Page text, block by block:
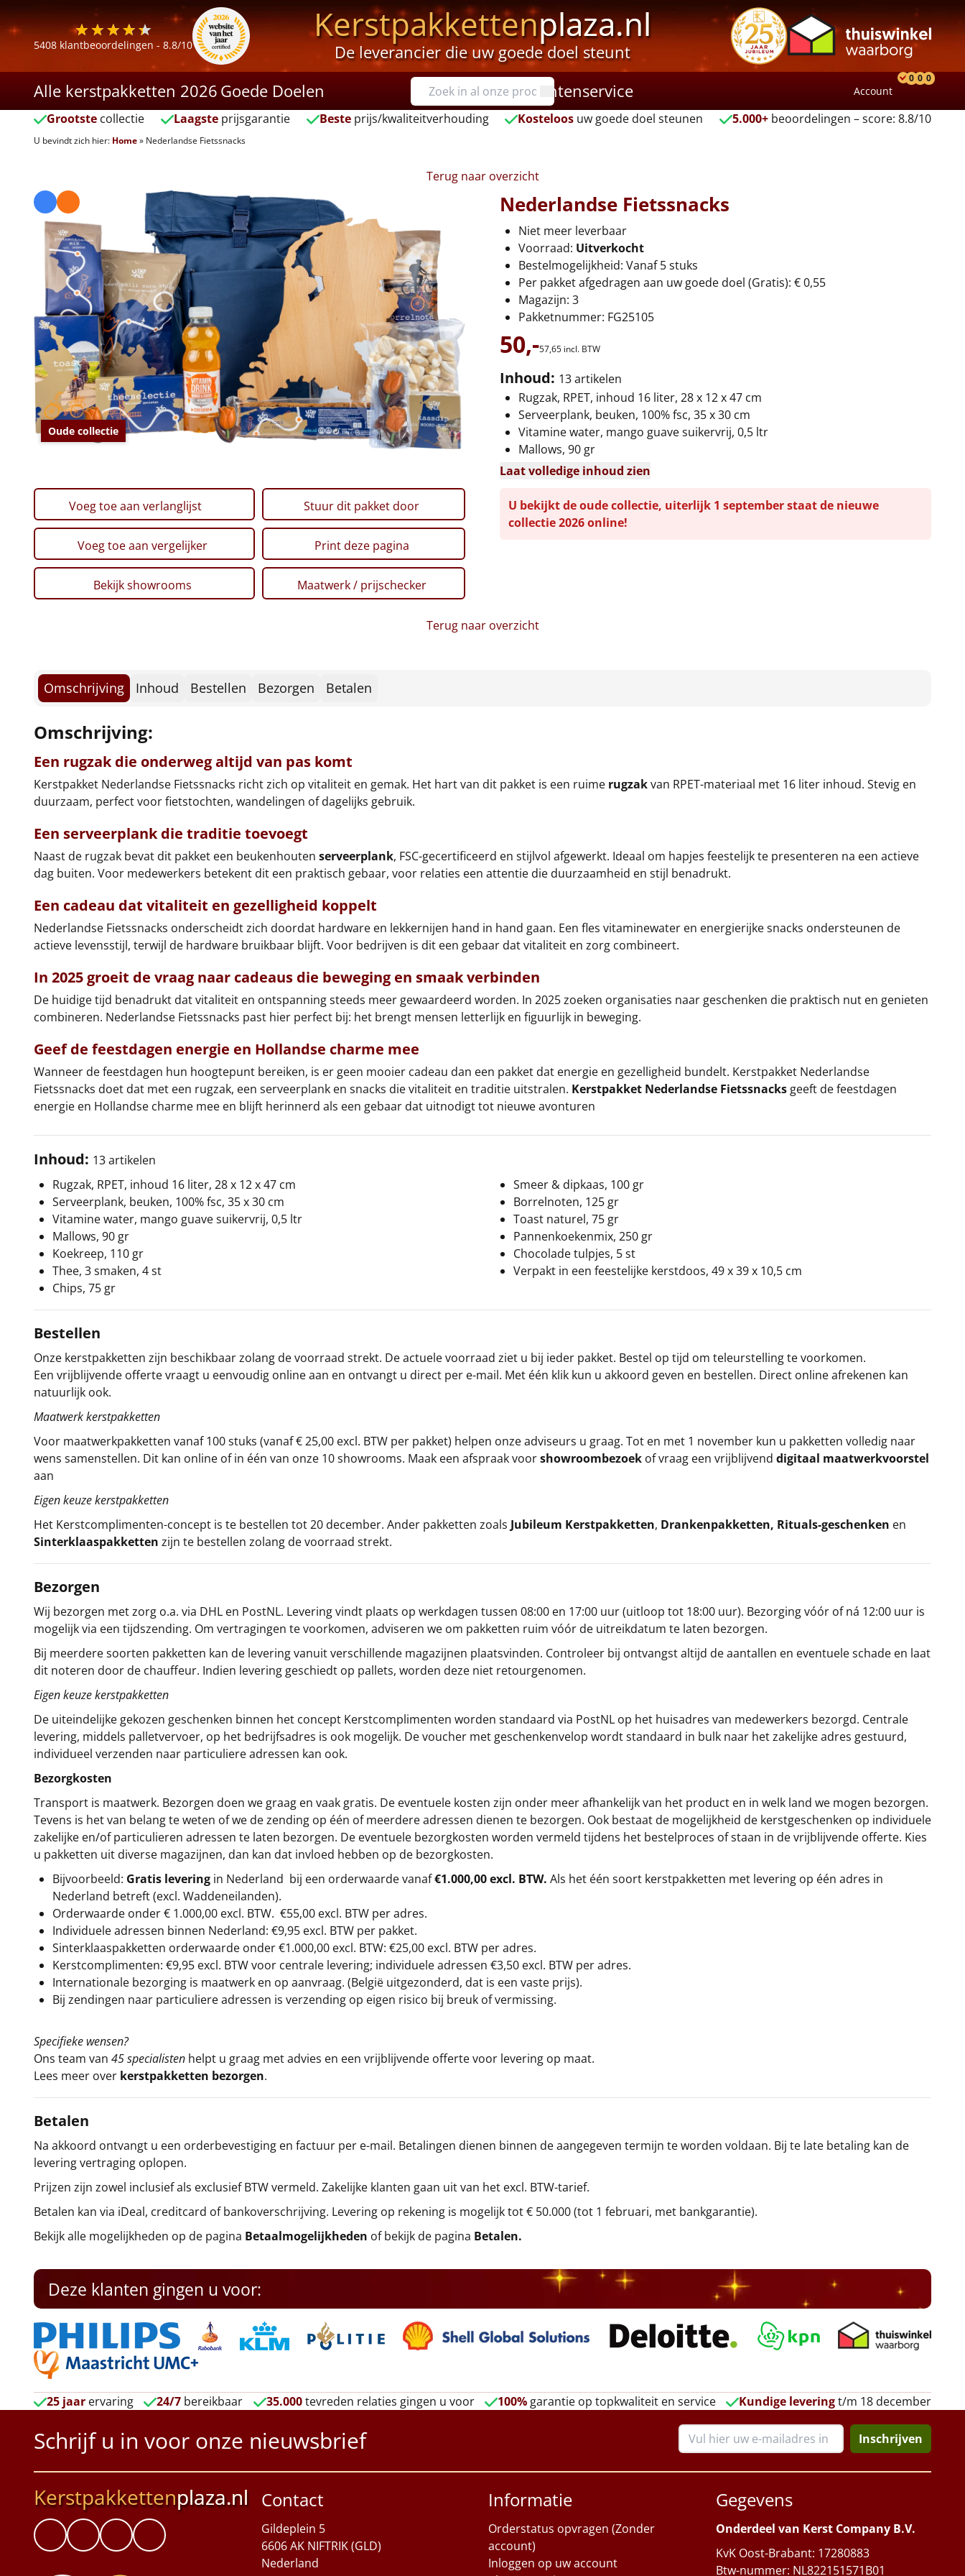
5408 klantbeoordelingen - 8.8/10 Kerstpakkettenplaza.nl
De leverancier die uw goede doel steunt
Alle kerstpakketten 2026 Goede Doelen Klantenservice Account
0 0 0
Grootste collectie Laagsteprijsgarantie Besteprijs/kwaliteitverhouding Kosteloos uw goede doel steunen 5.000+ beoordelingen – score: 8.8/10
U bevindt zich hier: Home» Nederlandse Fietssnacks
Terug naar overzicht
Oude collectie
Nederlandse Fietssnacks
Niet meer leverbaar
Voorraad: Uitverkocht
Bestelmogelijkheid: Vanaf 5 stuks
Per pakket afgedragen aan uw goede doel (Gratis): € 0,55
Magazijn: 3
Pakketnummer: FG25105
50,-57,65 incl. BTW
Inhoud: 13 artikelen
Rugzak, RPET, inhoud 16 liter, 28 x 12 x 47 cm
Serveerplank, beuken, 100% fsc, 35 x 30 cm
Vitamine water, mango guave suikervrij, 0,5 ltr
Mallows, 90 gr
Laat volledige inhoud zien
Voeg toe aan verlanglijst Stuur dit pakket door
Voeg toe aan vergelijker Print deze pagina
Bekijk showrooms Maatwerk / prijschecker
U bekijkt de oude collectie, uiterlijk 1 september staat de nieuwe
collectie 2026 online!
Terug naar overzicht
Omschrijving Inhoud Bestellen Bezorgen Betalen
Omschrijving:
Een rugzak die onderweg altijd van pas komt
Kerstpakket Nederlandse Fietssnacks richt zich op vitaliteit en gemak. Het hart van dit pakket is een ruime rugzakvan RPET-materiaal met 16 liter inhoud. Stevig en
duurzaam, perfect voor fietstochten, wandelingen of dagelijks gebruik.
Een serveerplank die traditie toevoegt
Naast de rugzak bevat dit pakket een beukenhouten serveerplank, FSC-gecertificeerd en stijlvol afgewerkt. Ideaal om hapjes feestelijk te presenteren na een actieve
dag buiten. Voor medewerkers betekent dit een praktisch gebaar, voor relaties een attentie die duurzaamheid en stijl benadrukt.
Een cadeau dat vitaliteit en gezelligheid koppelt
Nederlandse Fietssnacks onderscheidt zich doordat hardware en lekkernijen hand in hand gaan. Een fles vitaminewater en energierijke snacks ondersteunen de
actieve levensstijl, terwijl de hardware bruikbaar blijft. Voor bedrijven is dit een gebaar dat vitaliteit en zorg combineert.
In 2025 groeit de vraag naar cadeaus die beweging en smaak verbinden
De huidige tijd benadrukt dat vitaliteit en ontspanning steeds meer gewaardeerd worden. In 2025 zoeken organisaties naar geschenken die praktisch nut en genieten
combineren. Nederlandse Fietssnacks past hier perfect bij: het brengt mensen letterlijk en figuurlijk in beweging.
Geef de feestdagen energie en Hollandse charme mee
Wanneer de feestdagen hun hoogtepunt bereiken, is er geen mooier cadeau dan een pakket dat energie en gezelligheid bundelt. Kerstpakket Nederlandse
Fietssnacks doet dat met een rugzak, een serveerplank en snacks die vitaliteit en traditie uitstralen. Kerstpakket Nederlandse Fietssnacks geeft de feestdagen
energie en Hollandse charme mee en blijft herinnerd als een gebaar dat uitnodigt tot nieuwe avonturen
Inhoud: 13 artikelen
Rugzak, RPET, inhoud 16 liter, 28 x 12 x 47 cm
Serveerplank, beuken, 100% fsc, 35 x 30 cm
Vitamine water, mango guave suikervrij, 0,5 ltr
Mallows, 90 gr
Koekreep, 110 gr
Thee, 3 smaken, 4 st
Chips, 75 gr
Smeer & dipkaas, 100 gr
Borrelnoten, 125 gr
Toast naturel, 75 gr
Pannenkoekenmix, 250 gr
Chocolade tulpjes, 5 st
Verpakt in een feestelijke kerstdoos, 49 x 39 x 10,5 cm
Bestellen
Onze kerstpakketten zijn beschikbaar zolang de voorraad strekt. De actuele voorraad ziet u bij ieder pakket. Bestel op tijd om teleurstelling te voorkomen.
Een vrijblijvende offerte vraagt u eenvoudig online aan en ontvangt u direct per e-mail. Met één klik kun u akkoord geven en bestellen. Direct online afrekenen kan
natuurlijk ook.
Maatwerk kerstpakketten
Voor maatwerkpakketten vanaf 100 stuks (vanaf € 25,00 excl. BTW per pakket) helpen onze adviseurs u graag. Tot en met 1 november kun u pakketten volledig naar
wens samenstellen. Dit kan online of in één van onze 10 showrooms. Maak een afspraak voorshowroombezoek of vraag een vrijblijvend digitaal maatwerkvoorstel
aan
Eigen keuze kerstpakketten
Het Kerstcomplimenten-concept is te bestellen tot 20 december. Ander pakketten zoals Jubileum Kerstpakketten, Drankenpakketten, Rituals-geschenken en
Sinterklaaspakketten zijn te bestellen zolang de voorraad strekt.
Bezorgen
Wij bezorgen met zorg o.a. via DHL en PostNL. Levering vindt plaats op werkdagen tussen 08:00 en 17:00 uur (uitloop tot 18:00 uur). Bezorging vóór of ná 12:00 uur is
mogelijk via een tijdszending. Om vertragingen te voorkomen, adviseren we om pakketten ruim vóór de uitreikdatum te laten bezorgen.
Bij meerdere soorten pakketten kan de levering vanuit verschillende magazijnen plaatsvinden. Controleer bij ontvangst altijd de aantallen en eventuele schade en laat
dit noteren door de chauffeur. Indien levering geschiedt op pallets, worden deze niet retourgenomen.
Eigen keuze kerstpakketten
De uiteindelijke gekozen geschenken binnen het concept Kerstcomplimenten worden standaard via PostNL op het huisadres van medewerkers bezorgd. Centrale
levering, middels palletvervoer, op het bedrijfsadres is ook mogelijk. De voucher met geschenkenvelop wordt standaard in bulk naar het zakelijke adres gestuurd,
individueel verzenden naar particuliere adressen kan ook.
Bezorgkosten
Transport is maatwerk. Bezorgen doen we graag en vaak gratis. De eventuele kosten zijn onder meer afhankelijk van het product en in welk land we mogen bezorgen.
Tevens is het van belang te weten of we de zending op één of meerdere adressen dienen te bezorgen. Ook bestaat de mogelijkheid de kerstgeschenken op individuele
zakelijke en/of particulieren adressen te laten bezorgen. De eventuele bezorgkosten worden vermeld tijdens het bestelproces of staan in de vrijblijvende offerte. Kies
u pakketten uit diverse magazijnen, dan kan dat invloed hebben op de bezorgkosten.
Bijvoorbeeld: Gratis levering in Nederland bij een orderwaarde vanaf€1.000,00 excl. BTW. Als het één soort kerstpakketten met levering op één adres in
Nederland betreft (excl. Waddeneilanden).
Orderwaarde onder € 1.000,00 excl. BTW. €55,00 excl. BTW per adres.
Individuele adressen binnen Nederland: €9,95 excl. BTW per pakket.
Sinterklaaspakketten orderwaarde onder €1.000,00 excl. BTW: €25,00 excl. BTW per adres.
Kerstcomplimenten: €9,95 excl. BTW voor centrale levering; individuele adressen €3,50 excl. BTW per adres.
Internationale bezorging is maatwerk en op aanvraag. (België uitgezonderd, dat is een vaste prijs).
Bij zendingen naar particuliere adressen is verzending op eigen risico bij breuk of vermissing.
Specifieke wensen?
Ons team van 45 specialisten helpt u graag met advies en een vrijblijvende offerte voor levering op maat.
Lees meer over kerstpakketten bezorgen.
Betalen
Na akkoord ontvangt u een orderbevestiging en factuur per e-mail. Betalingen dienen binnen de aangegeven termijn te worden voldaan. Bij te late betaling kan de
levering vertraging oplopen.
Prijzen zijn zowel inclusief als exclusief BTW vermeld. Zakelijke klanten gaan uit van het excl. BTW-tarief.
Betalen kan via iDeal, creditcard of bankoverschrijving. Levering op rekening is mogelijk tot € 50.000 (tot 1 februari, met bankgarantie).
Bekijk alle mogelijkheden op de pagina Betaalmogelijkheden of bekijk de pagina Betalen.
Deze klanten gingen u voor:
25 jaar ervaring 24/7 bereikbaar 35.000tevreden relaties gingen u voor 100%garantie op topkwaliteit en service Kundige leveringt/m 18 december
Schrijf u in voor onze nieuwsbrief Inschrijven
Kerstpakkettenplaza.nl Contact
Gildeplein 5
6606 AK NIFTRIK (GLD)
Nederland
Informatie
Orderstatus opvragen (Zonder
account)
Inloggen op uw account
Gegevens
Onderdeel van Kerst Company B.V.
KvK Oost-Brabant: 17280883
Btw-nummer: NL822151571B01